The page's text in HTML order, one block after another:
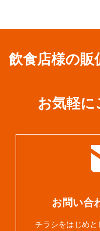
飲食店様の販
お気軽に
お問い合
チラシをはじめ